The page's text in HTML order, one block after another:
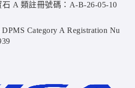
A 類註冊號碼：A-B-26-05-10
Category A Registration Nu